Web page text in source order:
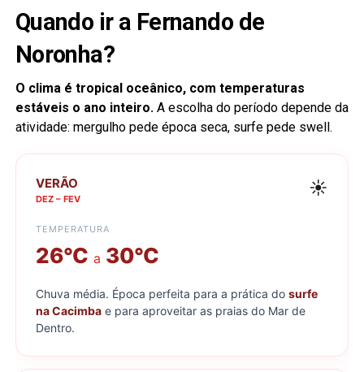
Quando ir a Fernando de
Noronha?
O clima é tropical oceânico, com temperaturas
estáveis o ano inteiro.A escolha do período depende da
atividade: mergulho pede época seca, surfe pede swell.
VERÃO
DEZ – FEV
☀️
TEMPERATURA
26°C a 30°C
Chuva média. Época perfeita para a prática do surfe
na Cacimbae para aproveitar as praias do Mar de
Dentro.